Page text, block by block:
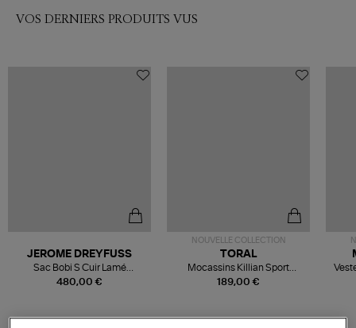
VOS DERNIERS PRODUITS VUS
480,00 €
JEROME DREYFUSS
Sac Bobi S Cuir Lamé
Champagne
NOUVELLE COLLECTION
189,00 €
TORAL
Mocassins Killian Sport
Mousse